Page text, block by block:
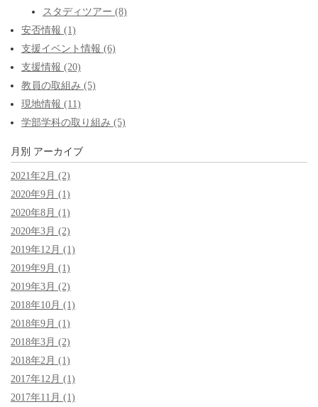
スタディツアー (8)
安否情報 (1)
支援イベント情報 (6)
支援情報 (20)
教員の取組み (5)
現地情報 (11)
学部学科の取り組み (5)
月別 アーカイブ
2021年2月 (2)
2020年9月 (1)
2020年8月 (1)
2020年3月 (2)
2019年12月 (1)
2019年9月 (1)
2019年3月 (2)
2018年10月 (1)
2018年9月 (1)
2018年3月 (2)
2018年2月 (1)
2017年12月 (1)
2017年11月 (1)